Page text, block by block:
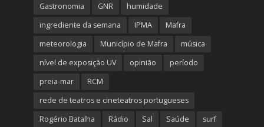
Gastronomia
GNR
humidade
ingrediente da semana
IPMA
Mafra
meteorologia
Município de Mafra
música
nível de exposição UV
opinião
período
preia-mar
RCM
rede de teatros e cineteatros portugueses
Rogério Batalha
Rádio Sal Saúde surf